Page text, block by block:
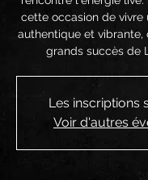
cette occasion de vivre
authentique et
grands succès de
Les inscriptions
Voir d'autres